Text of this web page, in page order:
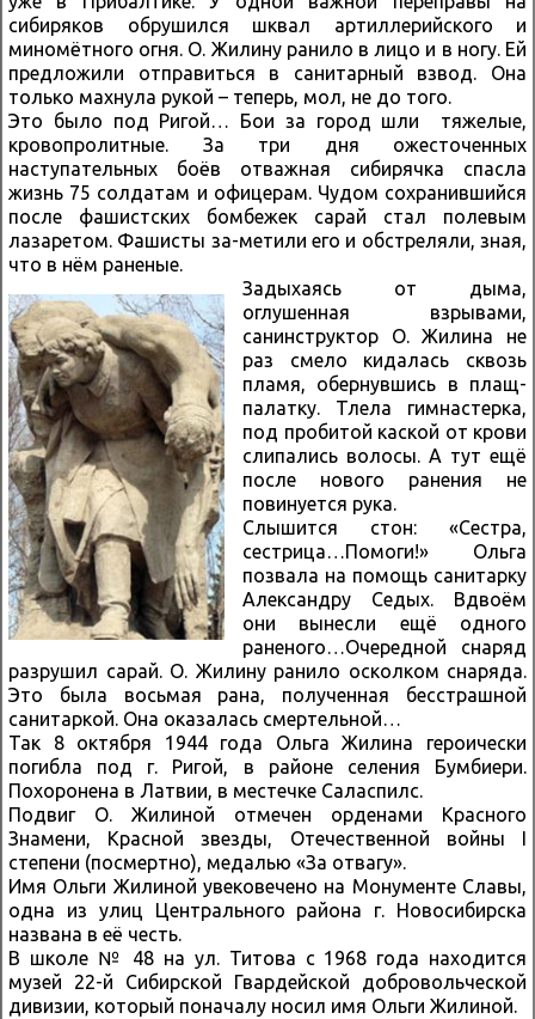
сибиряков обрушился шквал артиллерийского и
миномётного огня. О. Жилину ранило в лицо и в ногу. Ей
предложили отправиться в санитарный взвод. Она
только махнула рукой – теперь, мол, не до того.
Это было под Ригой… Бои за город шли тяжелые,
кровопролитные. За три дня ожесточенных
наступательных боёв отважная сибирячка спасла
жизнь 75 солдатам и офицерам. Чудом сохранившийся
после фашистских бомбежек сарай стал полевым
лазаретом. Фашисты за-метили его и обстреляли, зная,
что в нём раненые.
Задыхаясь от дыма,
оглушенная взрывами,
санинструктор О. Жилина не
раз смело кидалась сквозь
пламя, обернувшись в плащ-
палатку. Тлела гимнастерка,
под пробитой каской от крови
слипались волосы. А тут ещё
после нового ранения не
повинуется рука.
Слышится стон: «Сестра,
сестрица…Помоги!» Ольга
позвала на помощь санитарку
Александру Седых. Вдвоём
они вынесли ещё одного
раненого…Очередной снаряд
разрушил сарай. О. Жилину ранило осколком снаряда.
Это была восьмая рана, полученная бесстрашной
санитаркой. Она оказалась смертельной…
Так 8 октября 1944 года Ольга Жилина героически
погибла под г. Ригой, в районе селения Бумбиери.
Похоронена в Латвии, в местечке Саласпилс.
Подвиг О. Жилиной отмечен орденами Красного
Знамени, Красной звезды, Отечественной войны I
степени (посмертно), медалью «За отвагу».
Имя Ольги Жилиной увековечено на Монументе Славы,
одна из улиц Центрального района г. Новосибирска
названа в её честь.
В школе № 48 на ул. Титова с 1968 года находится
музей 22-й Сибирской Гвардейской добровольческой
дивизии, который поначалу носил имя Ольги Жилиной.